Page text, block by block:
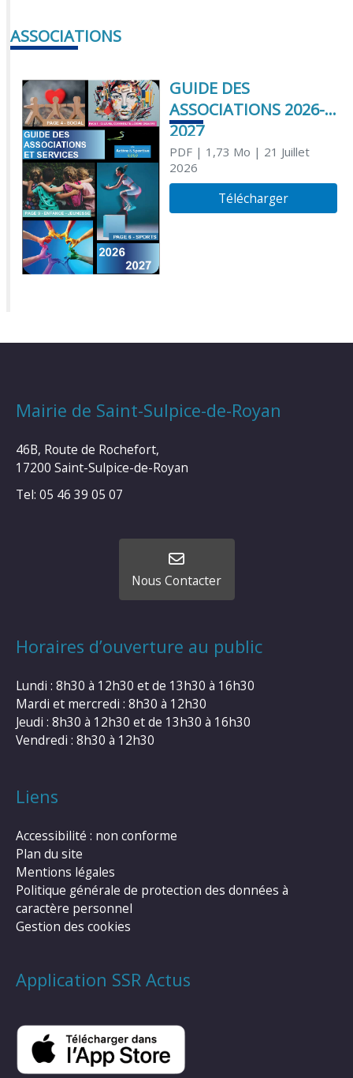
ASSOCIATIONS
GUIDE DES
ASSOCIATIONS 2026-
2027
PDF| 1,73 Mo | 21 Juillet
2026
Télécharger
Mairie de Saint-Sulpice-de-Royan
46B, Route de Rochefort,
17200 Saint-Sulpice-de-Royan
Tel: 05 46 39 05 07
Nous Contacter
Horaires d’ouverture au public
Lundi : 8h30 à 12h30 et de 13h30 à 16h30
Mardi et mercredi : 8h30 à 12h30
Jeudi : 8h30 à 12h30 et de 13h30 à 16h30
Vendredi : 8h30 à 12h30
Liens
Accessibilité : non conforme
Plan du site
Mentions légales
Politique générale de protection des données à
caractère personnel
Gestion des cookies
Application SSR Actus